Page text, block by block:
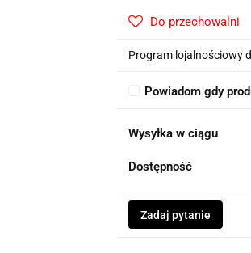
Do przechowalni
Program lojalnościowy
Powiadom gdy
Wysyłka w ciągu
Dostępność
Zadaj pytanie